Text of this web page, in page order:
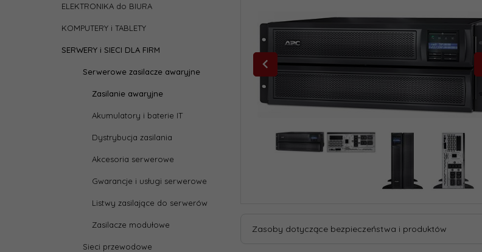
ELEKTRONIKA do BIURA
KOMPUTERY i TABLETY
SERWERY i SIECI DLA FIRM
Serwerowe zasilacze awaryjne
Zasilanie awaryjne
Akumulatory i baterie IT
Dystrybucja zasilania
Akcesoria serwerowe
Gwarancje i usługi serwerowe
Listwy zasilające do serwerów
Zasilacze modułowe
Sieci przewodowe
Zasoby dotyczące bezpieczeństwa i produktów